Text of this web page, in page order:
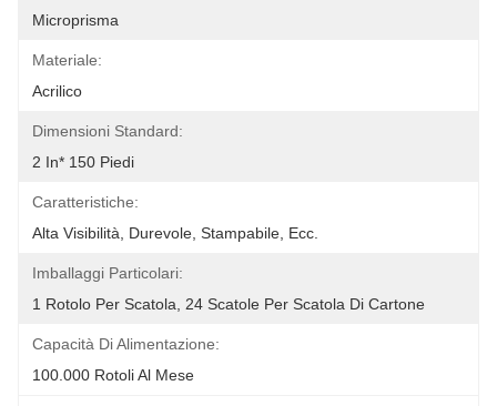
Microprisma
Materiale:
Acrilico
Dimensioni Standard:
2 In* 150 Piedi
Caratteristiche:
Alta Visibilità, Durevole, Stampabile, Ecc.
Imballaggi Particolari:
1 Rotolo Per Scatola, 24 Scatole Per Scatola Di Cartone
Capacità Di Alimentazione:
100.000 Rotoli Al Mese